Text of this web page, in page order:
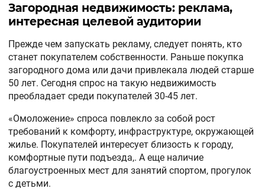
Загородная недвижимость: реклама,
интересная целевой аудитории
Прежде чем запускать рекламу, следует понять, кто
станет покупателем собственности. Раньше покупка
загородного дома или дачи привлекала людей старше
50 лет. Сегодня спрос на такую недвижимость
преобладает среди покупателей 30-45 лет.
«Омоложение» спроса повлекло за собой рост
требований к комфорту, инфраструктуре, окружающей
жилье. Покупателей интересует близость к городу,
комфортные пути подъезда,. А еще наличие
благоустроенных мест для занятий спортом, прогулок
с детьми.